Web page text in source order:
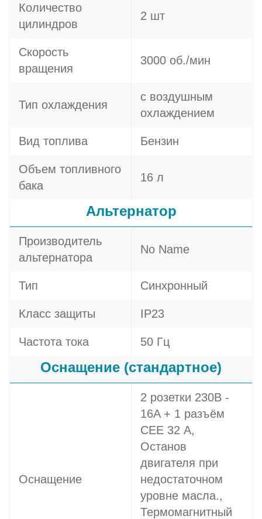
Количество
цилиндров
2 шт
Скорость
вращения
3000 об./мин
Тип охлаждения
с воздушным
охлаждением
Вид топлива Бензин
Объем топливного
бака
16 л
Альтернатор
Производитель
альтернатора
No Name
Тип Синхронный
Класс защиты IP23
Частота тока 50 Гц
Оснащение (стандартное)
Оснащение
2 розетки 230В -
16A + 1 разъём
СЕЕ 32 A,
Останов
двигателя при
недостаточном
уровне масла.,
Термомагнитный